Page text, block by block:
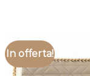
In offerta!